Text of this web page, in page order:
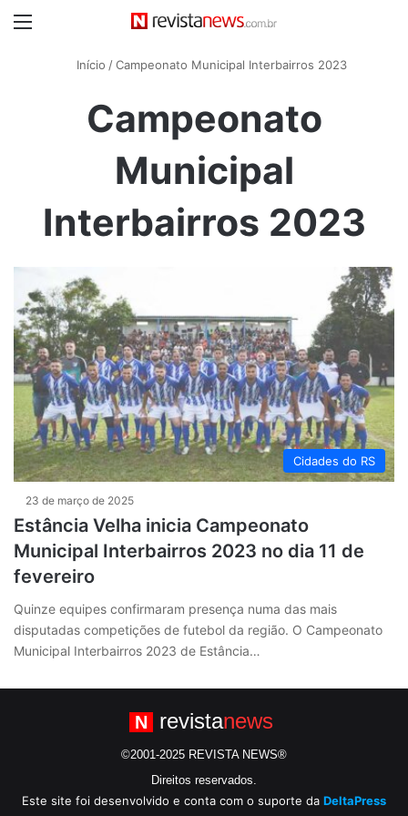
Início /Campeonato Municipal Interbairros 2023
Campeonato
Municipal
Interbairros 2023
Cidades do RS
23 de março de 2025
Estância Velha inicia Campeonato
Municipal Interbairros 2023 no dia 11 de
fevereiro
Quinze equipes confirmaram presença numa das mais
disputadas competições de futebol da região. O Campeonato
Municipal Interbairros 2023 de Estância…
N revistanews
©2001-2025 REVISTA NEWS®
Direitos reservados.
Este site foi desenvolvido e conta com o suporte da DeltaPress